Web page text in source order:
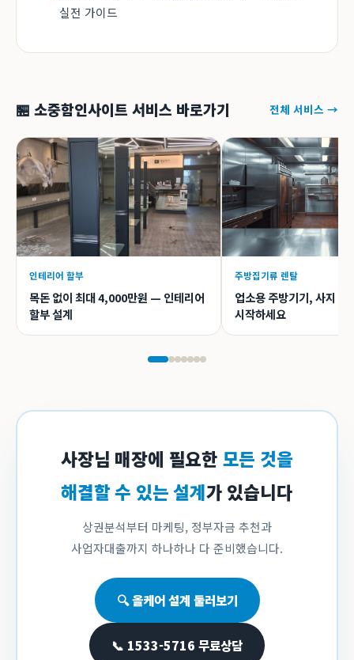
실전 가이드
🏪 소중함인사이트 서비스 바로가기 전체 서비스 →
인테리어 할부
목돈 없이 최대 4,000만원 — 인테리어
할부 설계
주방집기류 렌탈
업소용 주방기기, 사지 말
시작하세요
사장님 매장에 필요한 모든 것을
해결할 수 있는 설계가 있습니다
상권분석부터 마케팅, 정부자금 추천과
사업자대출까지 하나하나 다 준비했습니다.
🔍 올케어 설계 둘러보기
📞 1533-5716 무료상담